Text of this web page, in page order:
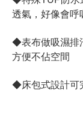
透氣，好像會呼
◆表布做吸濕排
方便不佔空間
◆床包式設計可